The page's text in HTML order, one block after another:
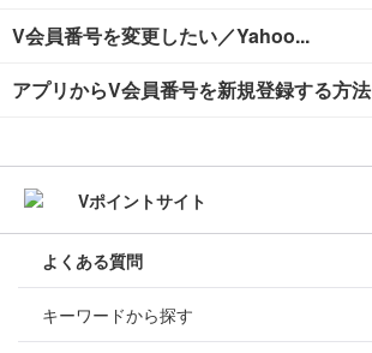
V会員番号を変更したい／Yahoo...
アプリからV会員番号を新規登録する方法
よくある質問
キーワードから探す